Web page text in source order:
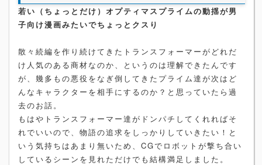
若い（ちょっとだけ）オプティマスプライムの動揺が男
子向け漫画みたいでちょっとクスり
散々続編を作り続けてきたトランスフォーマーがどれだ
け人気のある商材なのか、というのは理解できたんです
が、幾多もの悪役をなぎ倒してきたプライム達が次はど
んなキャラクターを相手にするのか？と思っていたら過
去のお話。
もはやトランスフォーマー達がドンパチしてくれればそ
れでいいので、物語の追求をしっかりしていきたい！と
いう気持ちはあまり無いため、CGでロボットが撃ち合い
しているシーンを見れただけでも結構満足しました。